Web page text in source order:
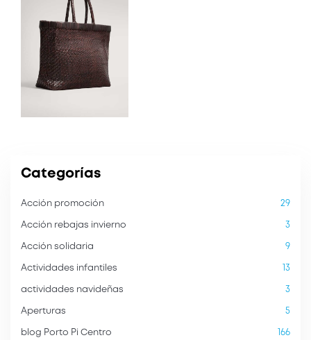
Categorías
Acción promoción 29
Acción rebajas invierno 3
Acción solidaria 9
Actividades infantiles 13
actividades navideñas 3
Aperturas 5
blog Porto Pi Centro 166